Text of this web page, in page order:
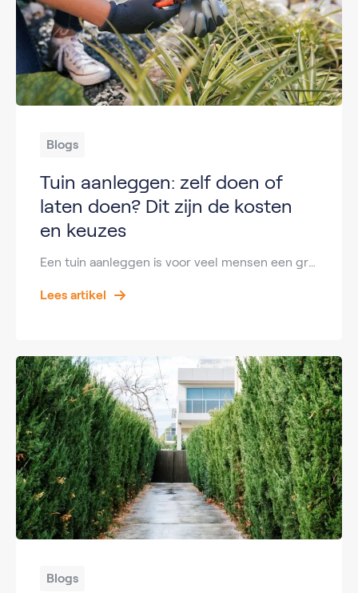
Blogs
Tuin aanleggen: zelf doen of
laten doen? Dit zijn de kosten
en keuzes
Lees artikel
Blogs